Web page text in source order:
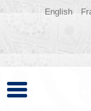
English